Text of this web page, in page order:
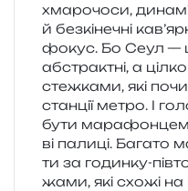
хма­ро­чо­си,
й без­кі­не­чні
фокус. Бо Сеул —
абстра­ктні, а
стеж­ка­ми, які
стан­ції метро. І
бути мара­фон­цем
ві пали­ці.
ти за годин­ку-
жа­ми, які схожі